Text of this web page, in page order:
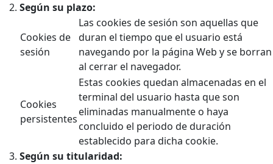
Según su plazo:
Cookies de
sesión
Las cookies de sesión son aquellas que
duran el tiempo que el usuario está
navegando por la página Web y se borran
al cerrar el navegador.
Cookies
persistentes
Estas cookies quedan almacenadas en el
terminal del usuario hasta que son
eliminadas manualmente o haya
concluido el periodo de duración
establecido para dicha cookie.
Según su titularidad: